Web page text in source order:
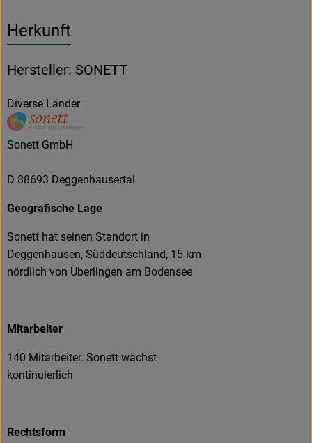
Herkunft
Hersteller: SONETT
Diverse Länder
Sonett GmbH
D 88693 Deggenhausertal
Geografische Lage
Sonett hat seinen Standort in
Deggenhausen, Süddeutschland, 15 km
nördlich von Überlingen am Bodensee
Mitarbeiter
140 Mitarbeiter. Sonett wächst
kontinuierlich
Rechtsform